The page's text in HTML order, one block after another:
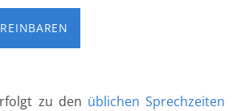
zu den üblichen Sprechzeiten